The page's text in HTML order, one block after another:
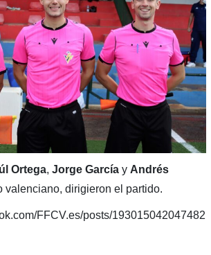
Ortega, Jorge Garcíay Andrés
valenciano, dirigieron el partido.
FFCV.es/posts/193015042047482